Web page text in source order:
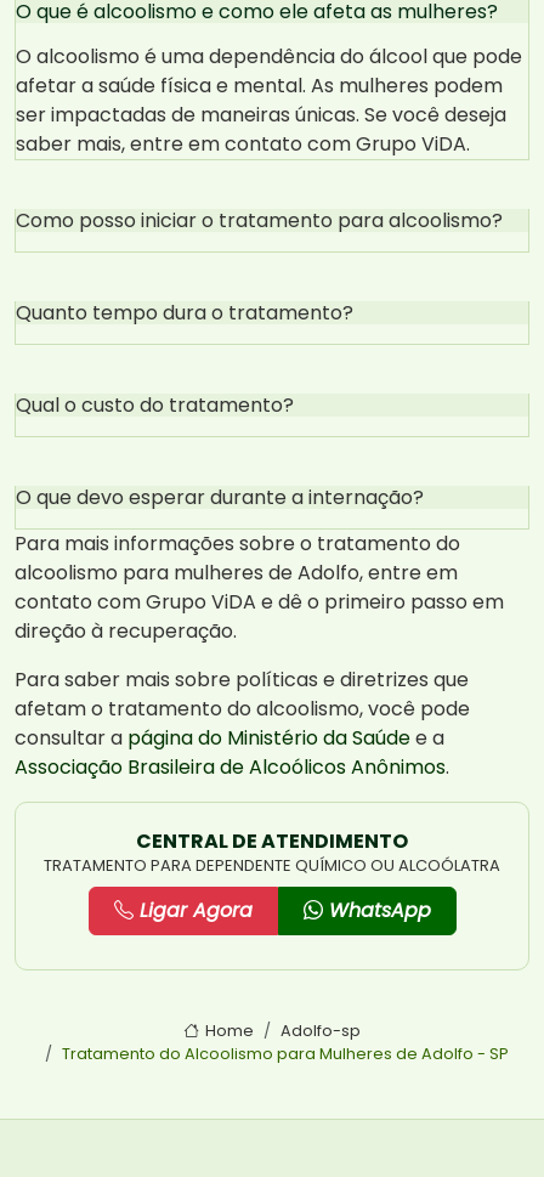
O que é alcoolismo e como ele afeta as mulheres?
O alcoolismo é uma dependência do álcool que pode
afetar a saúde física e mental. As mulheres podem
ser impactadas de maneiras únicas. Se você deseja
saber mais, entre em contato com Grupo ViDA.
Como posso iniciar o tratamento para alcoolismo?
Quanto tempo dura o tratamento?
Qual o custo do tratamento?
O que devo esperar durante a internação?
Para mais informações sobre o tratamento do
alcoolismo para mulheres de Adolfo, entre em
contato com Grupo ViDA e dê o primeiro passo em
direção à recuperação.
Para saber mais sobre políticas e diretrizes que
afetam o tratamento do alcoolismo, você pode
consultar a página do Ministério da Saúdee a
Associação Brasileira de Alcoólicos Anônimos.
CENTRAL DE ATENDIMENTO
TRATAMENTO PARA DEPENDENTE QUÍMICO OU ALCOÓLATRA
Ligar Agora WhatsApp
Home
Adolfo-sp
Tratamento do Alcoolismo para Mulheres de Adolfo - SP